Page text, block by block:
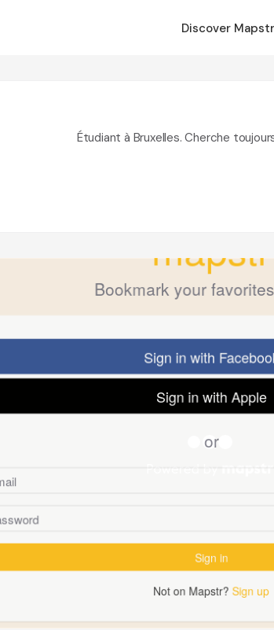
Discover Mapstr
Étudiant à Bruxelles. Cherche